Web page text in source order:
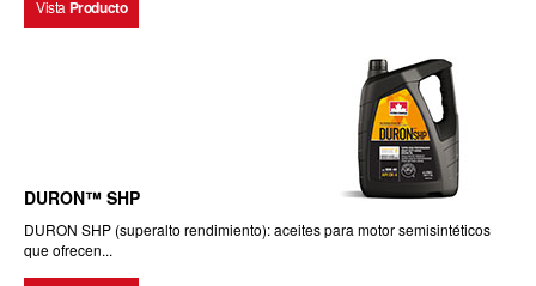
Vista Producto
DURON™ SHP
DURON SHP (superalto rendimiento): aceites para motor semisintéticos
que ofrecen...